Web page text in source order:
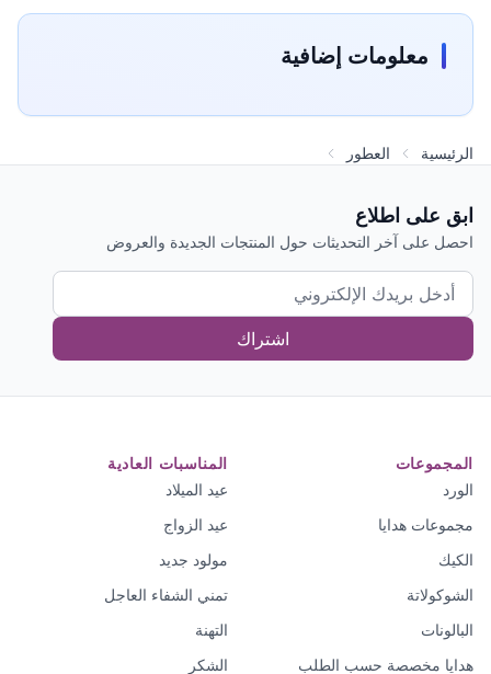
معلومات إضافية
الرئيسية العطور
ابق على اطلاع
احصل على آخر التحديثات حول المنتجات الجديدة والعروض
اشتراك
المجموعات
الورد
مجموعات هدايا
الكيك
الشوكولاتة
البالونات
هدايا مخصصة حسب الطلب
المناسبات العادية
عيد الميلاد
عيد الزواج
مولود جديد
تمني الشفاء العاجل
التهنة
الشكر